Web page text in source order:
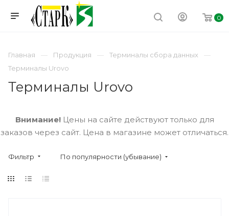
0
Главная Продукция
Терминалы сбора данных
Терминалы Urovo
Терминалы Urovo
Внимание!Цены на сайте действуют только для
заказов через сайт. Цена в магазине может отличаться.
Фильтр По популярности (убывание)